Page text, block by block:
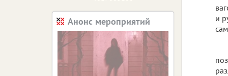
и
Анонс мероприятий